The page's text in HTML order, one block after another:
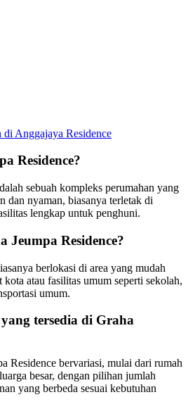
Anggajaya Residence
Residence?
sebuah kompleks perumahan yang
dan nyaman, biasanya terletak di
lengkap untuk penghuni.
Jeumpa Residence?
berlokasi di area yang mudah
kota atau fasilitas umum seperti sekolah,
umum.
tersedia di Graha
Residence bervariasi, mulai dari rumah
besar, dengan pilihan jumlah
yang berbeda sesuai kebutuhan